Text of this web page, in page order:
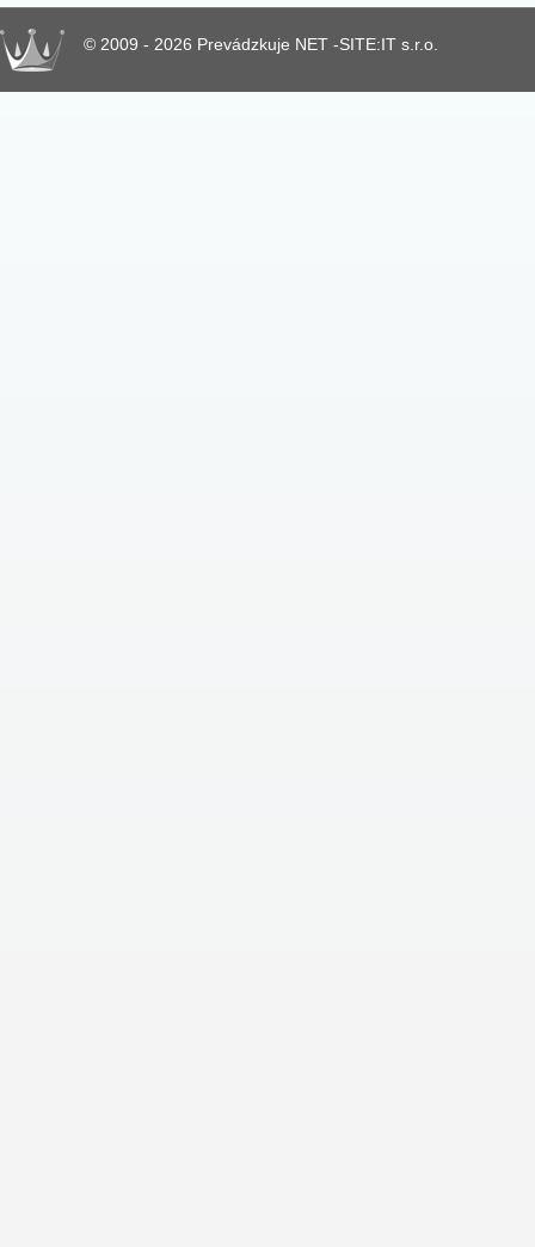
© 2009 - 2026 Prevádzkuje NET -SITE:IT s.r.o.